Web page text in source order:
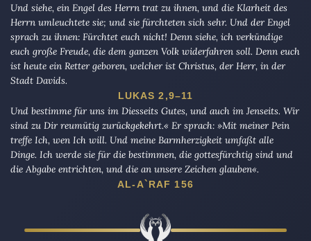
Und siehe, ein Engel des Herrn trat zu ihnen, und die Klarheit des
Herrn umleuchtete sie; und sie fürchteten sich sehr. Und der Engel
sprach zu ihnen: Fürchtet euch nicht! Denn siehe, ich verkündige
euch große Freude, die dem ganzen Volk widerfahren soll. Denn euch
ist heute ein Retter geboren, welcher ist Christus, der Herr, in der
Stadt Davids.
LUKAS 2,9–11
Und bestimme für uns im Diesseits Gutes, und auch im Jenseits. Wir
sind zu Dir reumütig zurückgekehrt.« Er sprach: »Mit meiner Pein
treffe Ich, wen Ich will. Und meine Barmherzigkeit umfaßt alle
Dinge. Ich werde sie für die bestimmen, die gottesfürchtig sind und
die Abgabe entrichten, und die an unsere Zeichen glauben«.
AL-A`RAF 156